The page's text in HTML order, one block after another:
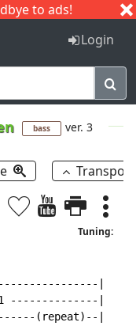
to ads!
I J
Login
bass ver. 3
Tuning:
|
--------------|
(repeat)--|